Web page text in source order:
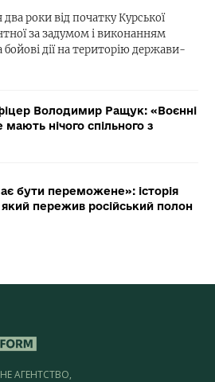
роки від початку Курської
за задумом і виконанням
бойові дії на територію держави-
Володимир Ращук: «Воєнні
нічого спільного з
бути переможене»: історія
який пережив російський полон
АГЕНТСТВО,